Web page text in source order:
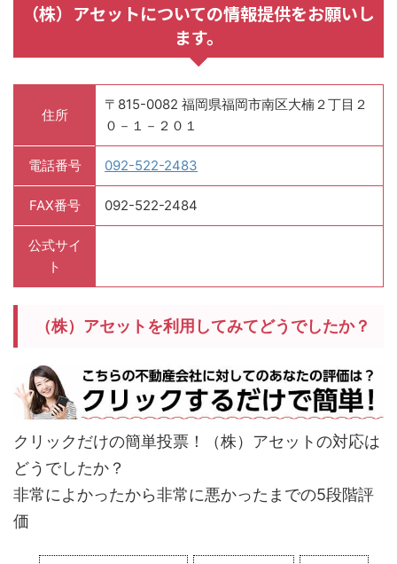
（株）アセットについての情報提供をお願いし
ます。
住所
〒815-0082 福岡県福岡市南区大楠２丁目２
０－１－２０１
電話番号 092-522-2483
FAX番号 092-522-2484
公式サイ
ト
（株）アセットを利用してみてどうでしたか？
クリックだけの簡単投票！（株）アセットの対応は
どうでしたか？
非常によかったから非常に悪かったまでの5段階評
価